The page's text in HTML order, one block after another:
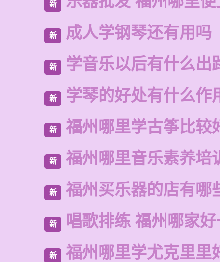
新
新 成人学钢琴还有用吗
新 学音乐以后有什么出
新 学琴的好处有什么作
新 福州哪里学古筝比较
新 福州哪里音乐素养培
新 福州买乐器的店有哪
新 唱歌排练 福州哪家
新 福州哪里学尤克里里